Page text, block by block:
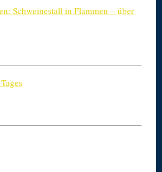
Schweinestall in Flammen – über